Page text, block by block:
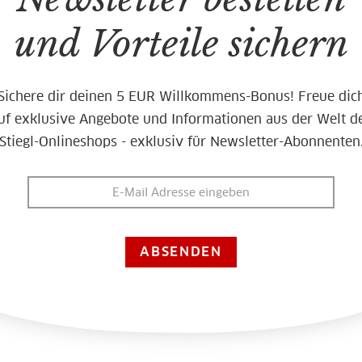
und Vorteile sichern
dir deinen 5 EUR Willkommens-Bonus! Freue
exklusive Angebote und Informationen aus der Welt
Onlineshops - exklusiv für Newsletter-